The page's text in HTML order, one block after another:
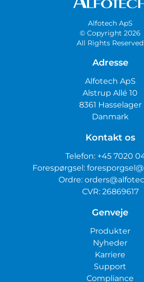
Alfotech ApS
© Copyright 2026
All Rights Reserved
Adresse
Alfotech ApS
Alstrup Allé 10
8361 Hasselager
Danmark
Kontakt os
Telefon: +45 7020
Forespørgsel:
Ordre:
CVR: 26869617
Genveje
Produkter
Nyheder
Karriere
Support
Compliance